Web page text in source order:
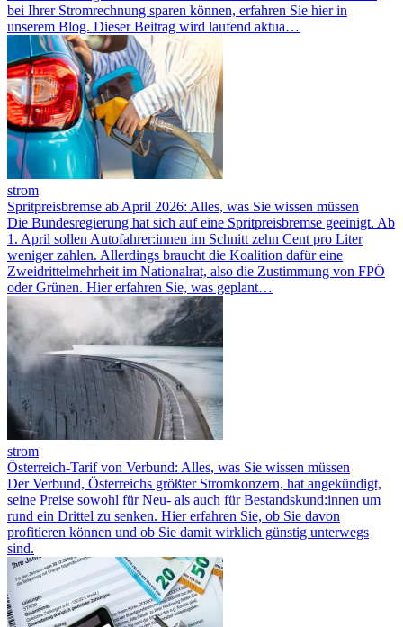
bei Ihrer Stromrechnung sparen können, erfahren Sie hier in
unserem Blog. Dieser Beitrag wird laufend aktua…
strom
Spritpreisbremse ab April 2026: Alles, was Sie wissen müssen
Die Bundesregierung hat sich auf eine Spritpreisbremse geeinigt. Ab
1. April sollen Autofahrer:innen im Schnitt zehn Cent pro Liter
weniger zahlen. Allerdings braucht die Koalition dafür eine
Zweidrittelmehrheit im Nationalrat, also die Zustimmung von FPÖ
oder Grünen. Hier erfahren Sie, was geplant…
strom
Österreich-Tarif von Verbund: Alles, was Sie wissen müssen
Der Verbund, Österreichs größter Stromkonzern, hat angekündigt,
seine Preise sowohl für Neu- als auch für Bestandskund:innen um
rund ein Drittel zu senken. Hier erfahren Sie, ob Sie davon
profitieren können und ob Sie damit wirklich günstig unterwegs
sind.